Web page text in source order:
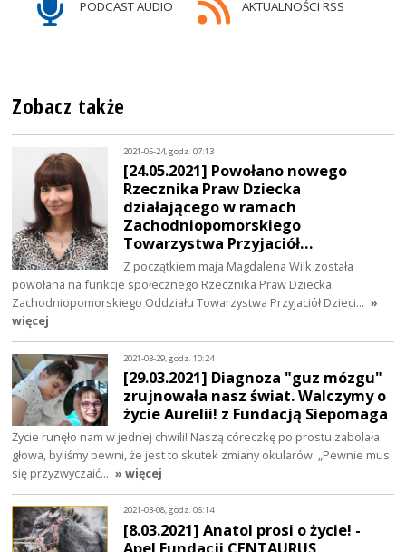
PODCAST AUDIO AKTUALNOŚCI RSS
Zobacz także
2021-05-24, godz. 07:13
[24.05.2021] Powołano nowego
Rzecznika Praw Dziecka
działającego w ramach
Zachodniopomorskiego
Towarzystwa Przyjaciół…
Z początkiem maja Magdalena Wilk została
powołana na funkcje społecznego Rzecznika Praw Dziecka
Zachodniopomorskiego Oddziału Towarzystwa Przyjaciół Dzieci… »
więcej
2021-03-29, godz. 10:24
[29.03.2021] Diagnoza "guz mózgu"
zrujnowała nasz świat. Walczymy o
życie Aurelii! z Fundacją Siepomaga
Życie runęło nam w jednej chwili! Naszą córeczkę po prostu zabolała
głowa, byliśmy pewni, że jest to skutek zmiany okularów. „Pewnie musi
się przyzwyczaić… » więcej
2021-03-08, godz. 06:14
[8.03.2021] Anatol prosi o życie! -